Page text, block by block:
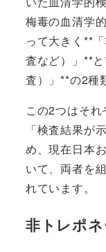
梅毒の血清学
って大きく**
査など）」**
査）」**の2種
この2つはそ
「検査結果が
め、現在日本
いて、両者を
れています。
非トレポネ